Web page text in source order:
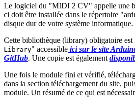
Le logiciel du "MIDI 2 CV" appelle une
ci doit être installée dans le répertoire
disque dur de votre système informatique.
Cette bibliothèque (library) obligatoire est
Library" accessible ici sur le site
GitHub. Une copie est également
Une fois le module fini et vérifié,
dans la section téléchargement du site,
module. Un résumé de ce qui est